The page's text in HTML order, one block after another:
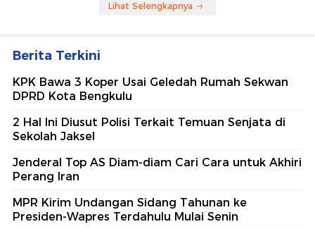
Lihat Selengkapnya
Berita Terkini
KPK Bawa 3 Koper Usai Geledah Rumah Sekwan
DPRD Kota Bengkulu
2 Hal Ini Diusut Polisi Terkait Temuan Senjata di
Sekolah Jaksel
Jenderal Top AS Diam-diam Cari Cara untuk Akhiri
Perang Iran
MPR Kirim Undangan Sidang Tahunan ke
Presiden-Wapres Terdahulu Mulai Senin